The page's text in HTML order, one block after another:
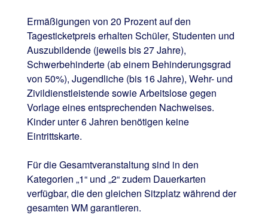
Ermäßigungen von 20 Prozent auf den
Tagesticketpreis erhalten Schüler, Studenten und
Auszubildende (jeweils bis 27 Jahre),
Schwerbehinderte (ab einem Behinderungsgrad
von 50%), Jugendliche (bis 16 Jahre), Wehr- und
Zivildienstleistende sowie Arbeitslose gegen
Vorlage eines entsprechenden Nachweises.
Kinder unter 6 Jahren benötigen keine
Eintrittskarte.
Für die Gesamtveranstaltung sind in den
Kategorien „1“ und „2“ zudem Dauerkarten
verfügbar, die den gleichen Sitzplatz während der
gesamten WM garantieren.